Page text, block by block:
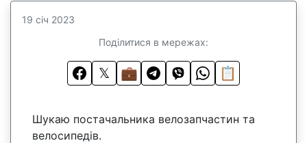
19 січ 2023
Поділитися в мережах:
𝕏 💼 📋
Шукаю постачальника велозапчастин та
велосипедів.